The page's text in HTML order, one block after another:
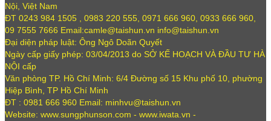
Nội, Việt Nam
ĐT 0243 984 1505 , 0983 220 555, 0971 666 960, 0933 666 960,
09 7555 7666 Email:camle@taishun.vn info@taishun.vn
Đại diện pháp luật: Ông Ngô Doãn Quyết
Ngày cấp giấy phép: 03/04/2013 do SỞ KẾ HOẠCH VÀ ĐẦU TƯ HÀ
NỘI cấp
Văn phòng TP. Hồ Chí Minh: 6/4 Đường số 15 Khu phố 10, phường
Hiệp Bình, TP Hồ Chí Minh
ĐT : 0981 666 960 Email: minhvu@taishun.vn
Website: www.sungphunson.com - www.iwata.vn -